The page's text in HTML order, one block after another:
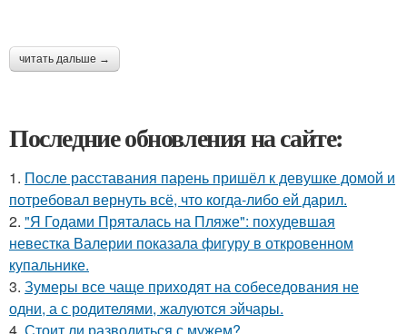
читать дальше →
Последние обновления на сайте:
1. После расставания парень пришёл к девушке домой и
потребовал вернуть всё, что когда-либо ей дарил.
2. "Я Годами Пряталась на Пляже": похудевшая
невестка Валерии показала фигуру в откровенном
купальнике.
3. Зумеры все чаще приходят на собеседования не
одни, а с родителями, жалуются эйчары.